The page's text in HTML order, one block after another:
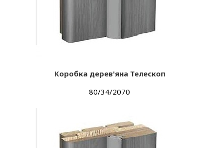
Коробка дерев'яна Телескоп
80/34/2070